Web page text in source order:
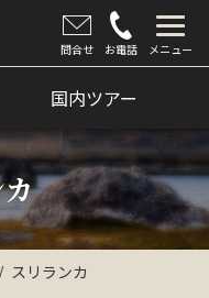
問合せ お電話 メニュー
国内ツアー
スリランカ